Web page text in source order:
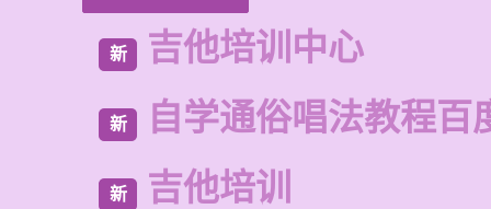
新 吉他培训中心
新 自学通俗唱法教程百
新 吉他培训